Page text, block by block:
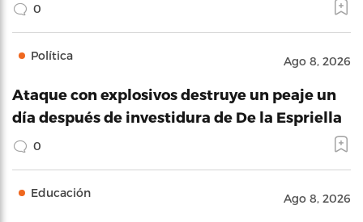
0
Política Ago 8, 2026
Ataque con explosivos destruye un peaje un
día después de investidura de De la Espriella
0
Educación Ago 8, 2026